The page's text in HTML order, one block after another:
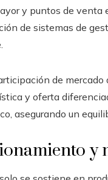
y puntos de venta
de sistemas de
de
y oferta
asegurando un
y